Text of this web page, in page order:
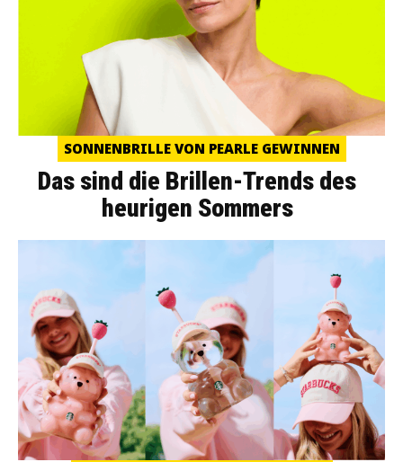
SONNENBRILLE VON PEARLE GEWINNEN
Das sind die Brillen-Trends des
heurigen Sommers